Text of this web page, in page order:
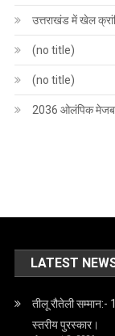
उत्तराखंड में खेल
(no title)
(no title)
2036 ओलंपिक
LATEST
तीलू रौतेली सम्मान:-
स्तरीय पुरस्कार।